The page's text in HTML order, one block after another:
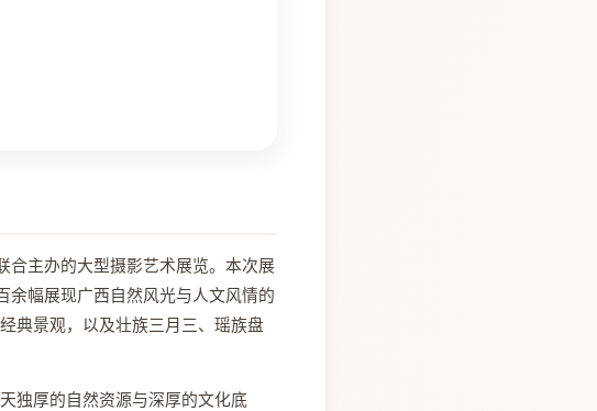
合主办的大型摄影艺术展览。本次展
余幅展现广西自然风光与人文风情的
典景观，以及壮族三月三、瑶族盘
独厚的自然资源与深厚的文化底